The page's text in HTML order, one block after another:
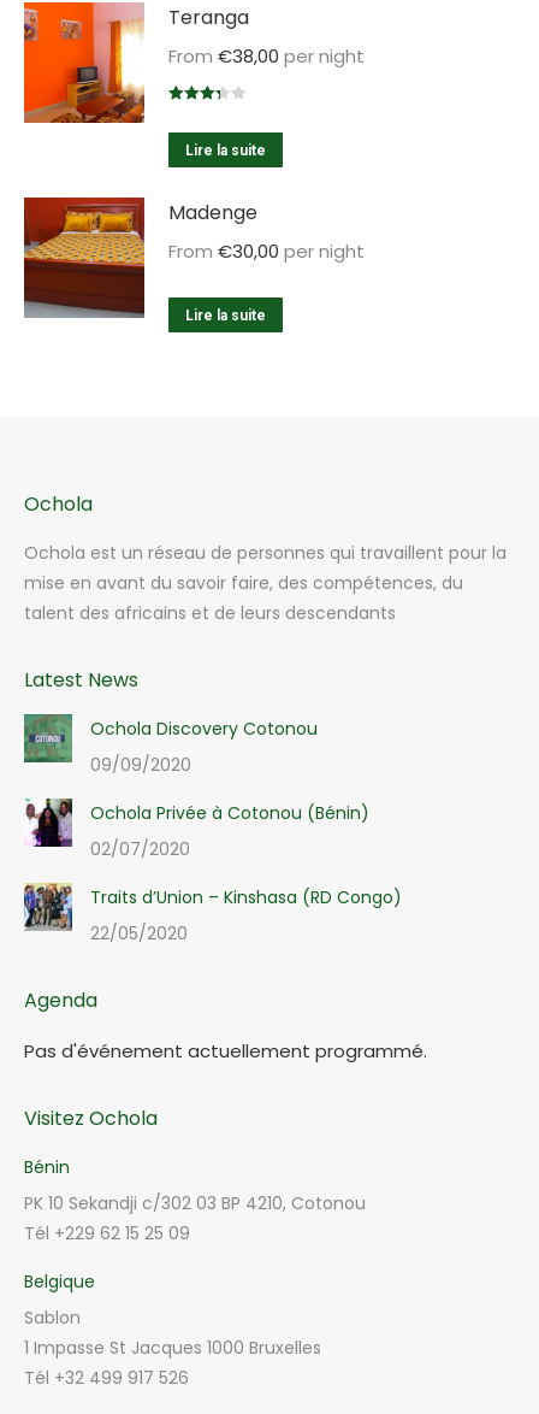
Teranga
From €38,00 per night
3.33
sur 5
Lire la suite
Madenge
From €30,00 per night
Lire la suite
Ochola
Ochola est un réseau de personnes qui travaillent pour la
mise en avant du savoir faire, des compétences, du
talent des africains et de leurs descendants
Latest News
Ochola Discovery Cotonou
09/09/2020
Ochola Privée à Cotonou (Bénin)
02/07/2020
Traits d’Union – Kinshasa (RD Congo)
22/05/2020
Agenda
Pas d'événement actuellement programmé.
Visitez Ochola
Bénin
PK 10 Sekandji c/302 03 BP 4210, Cotonou
Tél +229 62 15 25 09
Belgique
Sablon
1 Impasse St Jacques 1000 Bruxelles
Tél +32 499 917 526